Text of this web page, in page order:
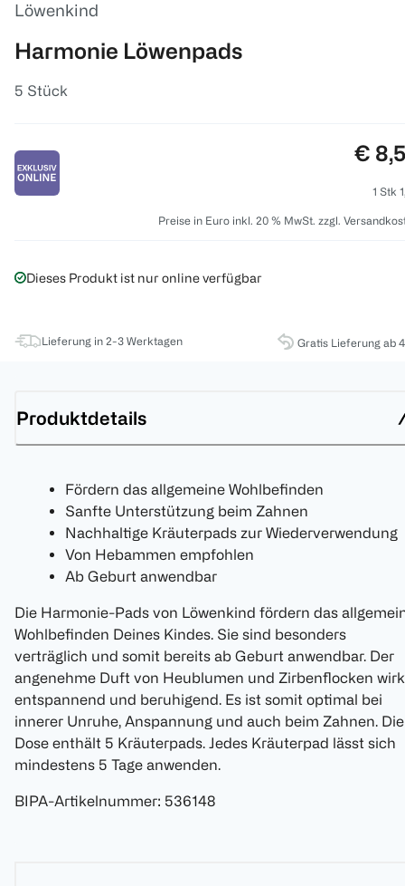
Löwenkind
Harmonie Löwenpads
5 Stück
€
1 Stk
Preise in Euro inkl. 20 % MwSt. zzgl.
Dieses Produkt ist nur online verfügbar
Lieferung in 2-3 Werktagen Gratis Lieferung ab
Produktdetails
Fördern das allgemeine Wohlbefinden
Sanfte Unterstützung beim Zahnen
Nachhaltige Kräuterpads zur Wiederverwendung
Von Hebammen empfohlen
Ab Geburt anwendbar
Die Harmonie-Pads von Löwenkind fördern das
Wohlbefinden Deines Kindes. Sie sind besonders
verträglich und somit bereits ab Geburt anwendbar. Der
angenehme Duft von Heublumen und Zirbenflocken
entspannend und beruhigend. Es ist somit optimal bei
innerer Unruhe, Anspannung und auch beim Zahnen. Die
Dose enthält 5 Kräuterpads. Jedes Kräuterpad lässt sich
mindestens 5 Tage anwenden.
BIPA-Artikelnummer: 536148